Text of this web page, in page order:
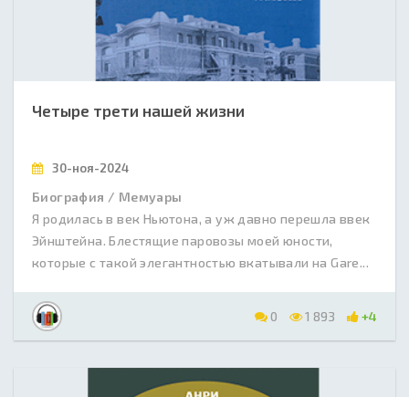
Четыре трети нашей жизни
30-ноя-2024
Биография / Мемуары
Я родилась в век Ньютона, а уж давно перешла ввек
Эйнштейна. Блестящие паровозы моей юности,
которые с такой элегантностью вкатывали на Gare...
0 1 893 +4